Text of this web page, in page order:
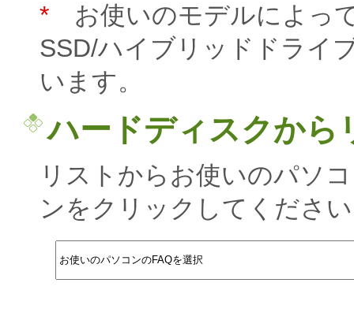
* お使いのモデルによっ
SSD/ハイブリッドドライ
います。
ハードディスクから
リストからお使いのパソ
ンをクリックしてくださ